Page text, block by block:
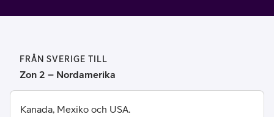
FRÅN SVERIGE TILL
Zon 2 – Nordamerika
Kanada, Mexiko och USA.